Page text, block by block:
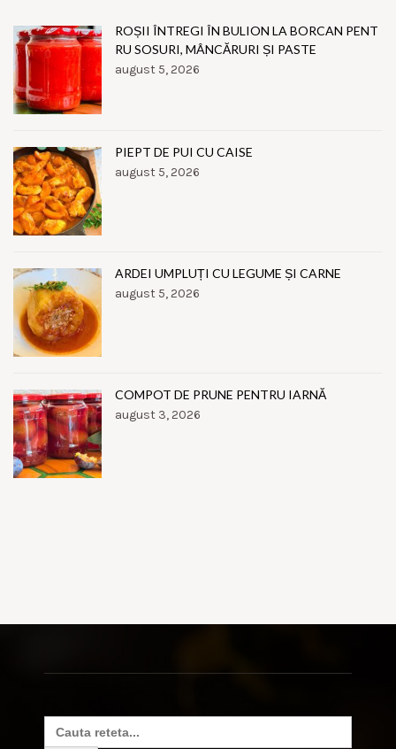
ROȘII ÎNTREGI ÎN BULION LA BORCAN PENT
RU SOSURI, MÂNCĂRURI ȘI PASTE
august 5, 2026
PIEPT DE PUI CU CAISE
august 5, 2026
ARDEI UMPLUȚI CU LEGUME ȘI CARNE
august 5, 2026
COMPOT DE PRUNE PENTRU IARNĂ
august 3, 2026
Search
for: